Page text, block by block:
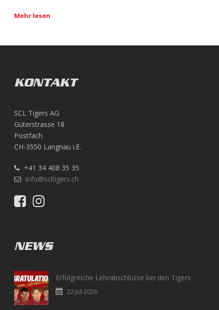
Mehr lesen
KONTAKT
SCL Tigers AG
Güterstrasse 18
Postfach
CH-3550 Langnau i.E.
+41 34 408 35 35
info@scltigers.ch
NEWS
Erfolgreiche Lehrabschlüsse bei den Tigers
22 Jul 2026